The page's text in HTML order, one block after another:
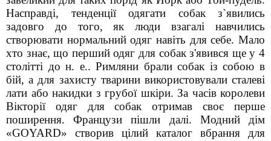
Насправді, тенденції одягати собак з`явились
задовго до того, як люди взагалі навчились
створювати нормальний одяг навіть для себе. Мало
хто знає, що перший одяг для собак з'явився ще у 4
столітті до н. е.. Римляни брали собак із собою в
бій, а для захисту тварини використовували сталеві
лати або накидки з грубої шкіри. За часів королеви
Вікторії одяг для собак отримав своє перше
поширення. Французи пішли далі. Модний дім
«GOYARD» створив цілий каталог вбрання для